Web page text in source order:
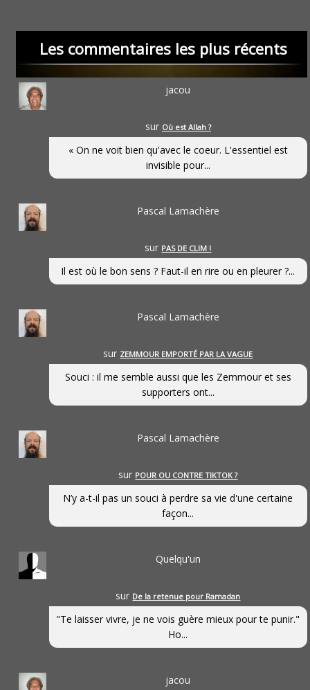
Les commentaires les plus récents
jacou
sur Où est Allah ?
« On ne voit bien qu'avec le coeur. L'essentiel est
invisible pour...
Pascal Lamachère
sur PAS DE CLIM !
Il est où le bon sens ? Faut-il en rire ou en pleurer ?...
Pascal Lamachère
sur ZEMMOUR EMPORTÉ PAR LA VAGUE
Souci : il me semble aussi que les Zemmour et ses
supporters ont...
Pascal Lamachère
sur POUR OU CONTRE TIKTOK ?
N’y a-t-il pas un souci à perdre sa vie d'une certaine
façon...
Quelqu'un
sur De la retenue pour Ramadan
"Te laisser vivre, je ne vois guère mieux pour te punir."
Ho...
jacou